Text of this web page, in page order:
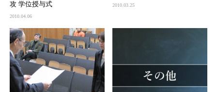
攻 学位授与式
2010.04.06
2010.03.25